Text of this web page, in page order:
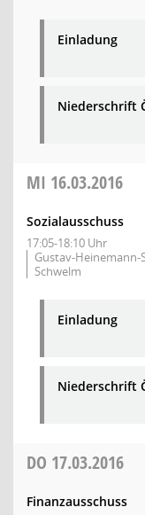
Einladung
Niederschrift
MI 16.03.2016
Sozialausschuss
17:05-18:10 Uhr
Gustav-Heinemann-
Schwelm
Einladung
Niederschrift
DO 17.03.2016
Finanzausschuss